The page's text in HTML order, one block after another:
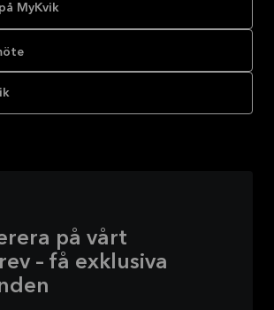
MyKvik
på vårt
– få exklusiva